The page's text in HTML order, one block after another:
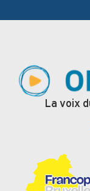
La voix